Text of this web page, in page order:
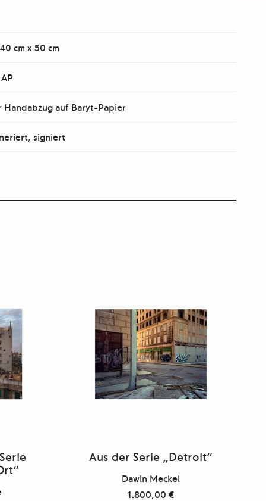
cm x 50 cm
Handabzug auf Baryt-Papier
signiert
Aus der Serie „Detroit“
Dawin Meckel
1.800,00€